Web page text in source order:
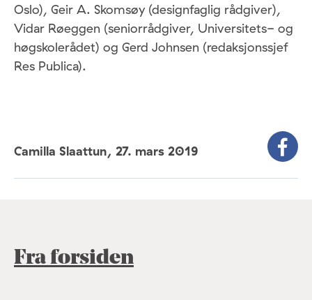
Oslo), Geir A. Skomsøy (designfaglig rådgiver),
Vidar Røeggen (seniorrådgiver, Universitets- og
høgskolerådet) og Gerd Johnsen (redaksjonssjef
Res Publica).
Camilla Slaattun, 27. mars 2019
Fra forsiden